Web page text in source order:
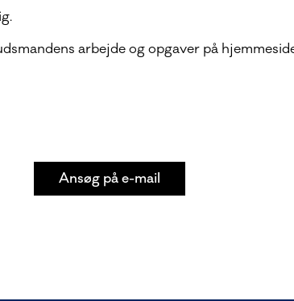
arbejde og opgaver på
Ansøg på e-mail